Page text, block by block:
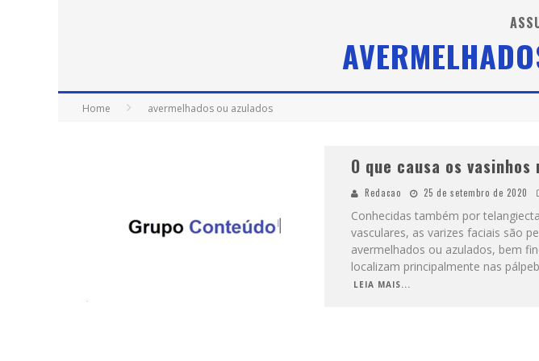
E
SPLANADA FICA PEQUENA E CÊ TÁ DOIDO FESTIVAL ANUNCIA MUDANÇA PARA O GRAMADO DO MINEIRÃO
Home avermelhados ou azulados
O que causa os
Redacao 25 de setembro de 2020
Conhecidas também por
vasculares, as varizes faciais são
avermelhados ou azulados, bem
localizam principalmente nas
LEIA MAIS...